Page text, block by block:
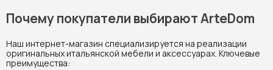
Почему покупатели выбирают ArteDom
Наш интернет-магазин специализируется на реализации
оригинальных итальянской мебели и аксессуарах. Ключевые
преимущества: